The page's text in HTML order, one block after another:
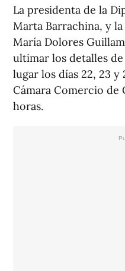
La presidenta de la
Marta Barrachina, y
María Dolores
ultimar los detalles
lugar los días 22, 23
Cámara Comercio de
horas.